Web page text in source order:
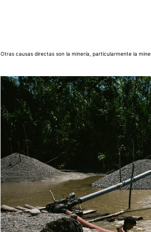
Otras causas directas son la minería, particularmente la